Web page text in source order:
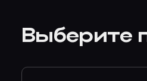
Выберите